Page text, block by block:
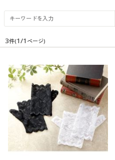
メンズ下着
ジュニア・ティーンズ下着
メンズファッション
メンズ下着
家電・雑貨すべて
家電
キッチン・雑貨・日用品
寝具・インテリア・家具
寝具・インテリア・家具通販す
家具・収納
寝具・ベッド
カーテン・ラグ・ファブリック
美容・健康
美容・健康通販すべて
美容・健康・サプリメント
制服・スクール
制服・スクールすべて
制服・学生服
ジュニア・ティーンズ下着
大きいサイズ
大きいサイズ通販すべて
大きいサイズ レディース服
バーゲン
バーゲンセール
詳細検索
在庫 在庫のある
カテゴリ
3件(1/1 ページ)